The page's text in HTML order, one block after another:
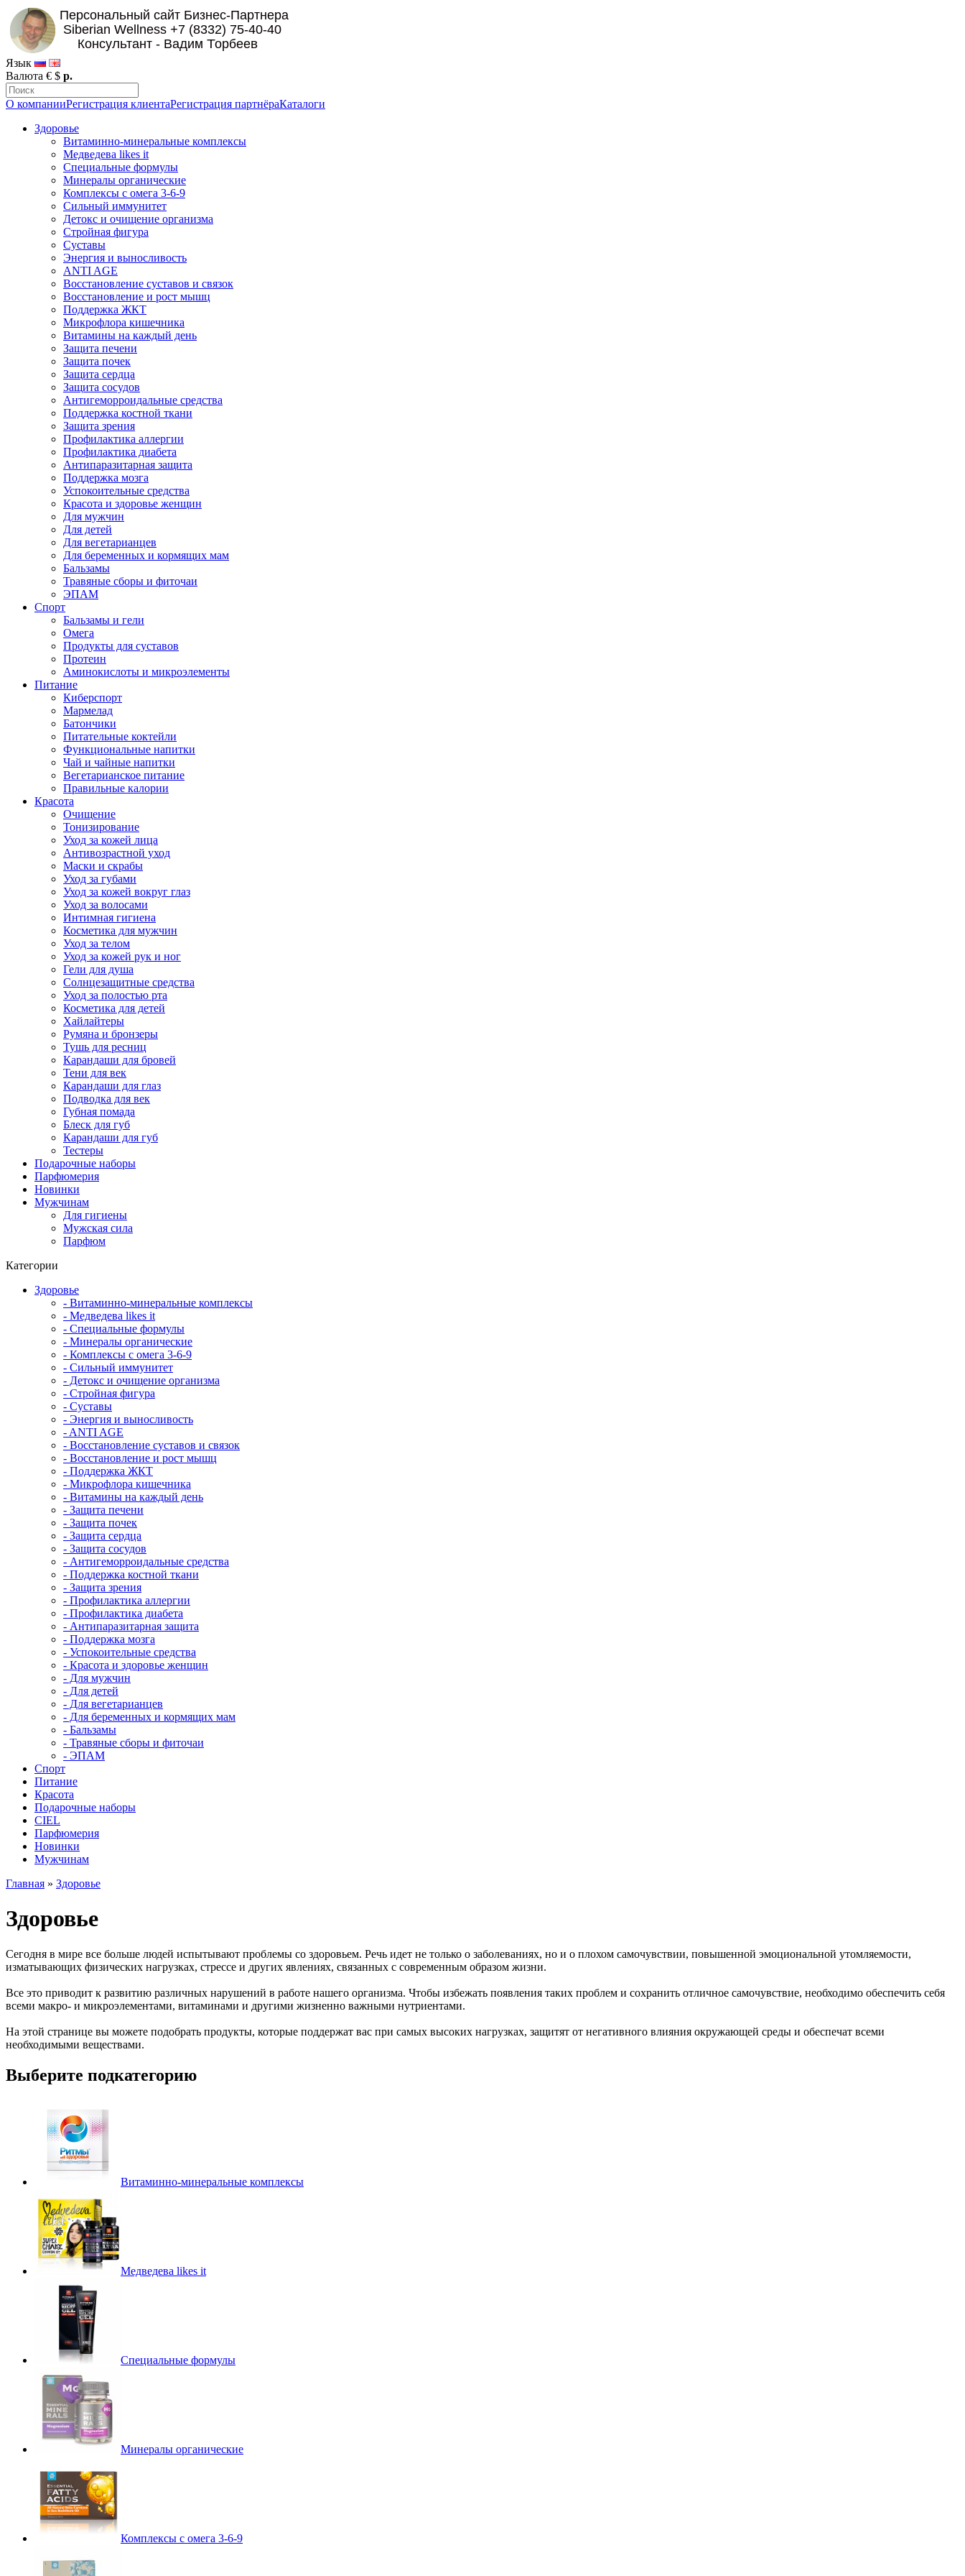
Язык
Валюта € $ р.
О компанииРегистрация клиентаРегистрация партнёраКаталоги
Здоровье
Витаминно-минеральные комплексы
Медведева likes it
Специальные формулы
Минералы органические
Комплексы с омега 3-6-9
Сильный иммунитет
Детокс и очищение организма
Стройная фигура
Суставы
Энергия и выносливость
ANTI AGE
Восстановление суставов и связок
Восстановление и рост мышц
Поддержка ЖКТ
Микрофлора кишечника
Витамины на каждый день
Защита печени
Защита почек
Защита сердца
Защита сосудов
Антигеморроидальные средства
Поддержка костной ткани
Защита зрения
Профилактика аллергии
Профилактика диабета
Антипаразитарная защита
Поддержка мозга
Успокоительные средства
Красота и здоровье женщин
Для мужчин
Для детей
Для вегетарианцев
Для беременных и кормящих мам
Бальзамы
Травяные сборы и фиточаи
ЭПАМ
Спорт
Бальзамы и гели
Омега
Продукты для суставов
Протеин
Аминокислоты и микроэлементы
Питание
Киберспорт
Мармелад
Батончики
Питательные коктейли
Функциональные напитки
Чай и чайные напитки
Вегетарианское питание
Правильные калории
Красота
Очищение
Тонизирование
Уход за кожей лица
Антивозрастной уход
Маски и скрабы
Уход за губами
Уход за кожей вокруг глаз
Уход за волосами
Интимная гигиена
Косметика для мужчин
Уход за телом
Уход за кожей рук и ног
Гели для душа
Солнцезащитные средства
Уход за полостью рта
Косметика для детей
Хайлайтеры
Румяна и бронзеры
Тушь для ресниц
Карандаши для бровей
Тени для век
Карандаши для глаз
Подводка для век
Губная помада
Блеск для губ
Карандаши для губ
Тестеры
Подарочные наборы
Парфюмерия
Новинки
Мужчинам
Для гигиены
Мужская сила
Парфюм
Категории
Здоровье
- Витаминно-минеральные комплексы
- Медведева likes it
- Специальные формулы
- Минералы органические
- Комплексы с омега 3-6-9
- Сильный иммунитет
- Детокс и очищение организма
- Стройная фигура
- Суставы
- Энергия и выносливость
- ANTI AGE
- Восстановление суставов и связок
- Восстановление и рост мышц
- Поддержка ЖКТ
- Микрофлора кишечника
- Витамины на каждый день
- Защита печени
- Защита почек
- Защита сердца
- Защита сосудов
- Антигеморроидальные средства
- Поддержка костной ткани
- Защита зрения
- Профилактика аллергии
- Профилактика диабета
- Антипаразитарная защита
- Поддержка мозга
- Успокоительные средства
- Красота и здоровье женщин
- Для мужчин
- Для детей
- Для вегетарианцев
- Для беременных и кормящих мам
- Бальзамы
- Травяные сборы и фиточаи
- ЭПАМ
Спорт
Питание
Красота
Подарочные наборы
CIEL
Парфюмерия
Новинки
Мужчинам
Главная » Здоровье
Здоровье
Сегодня в мире все больше людей испытывают проблемы со здоровьем. Речь идет не только о заболеваниях, но и о плохом самочувствии, повышенной эмоциональной утомляемости,
изматывающих физических нагрузках, стрессе и других явлениях, связанных с современным образом жизни.
Все это приводит к развитию различных нарушений в работе нашего организма. Чтобы избежать появления таких проблем и сохранить отличное самочувствие, необходимо обеспечить себя
всеми макро- и микроэлементами, витаминами и другими жизненно важными нутриентами.
На этой странице вы можете подобрать продукты, которые поддержат вас при самых высоких нагрузках, защитят от негативного влияния окружающей среды и обеспечат всеми
необходимыми веществами.
Выберите подкатегорию
Витаминно-минеральные комплексы
Медведева likes it
Специальные формулы
Минералы органические
Комплексы с омега 3-6-9